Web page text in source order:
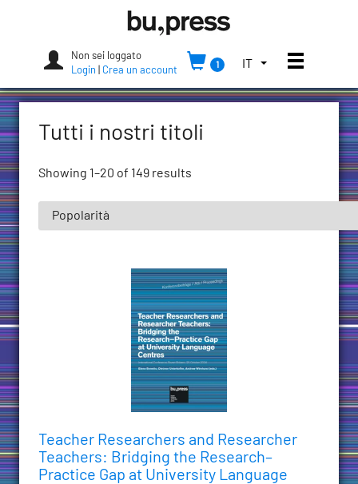
Press
Non sei loggato
Login
Crea un account
1
SELEZIONA
LINGUA.
IT Apri/
Tutti i nostri titoli
Showing 1–20 of 149 results
Teacher Researchers and Researcher
Teachers: Bridging the Research–
Practice Gap at University Language